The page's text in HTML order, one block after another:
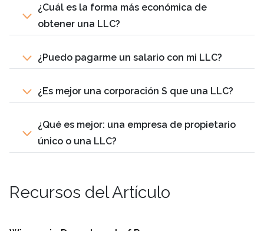
¿Cuál es la forma más económica de
obtener una LLC?
¿Puedo pagarme un salario con mi LLC?
¿Es mejor una corporación S que una LLC?
¿Qué es mejor: una empresa de propietario
único o una LLC?
Recursos del Artículo